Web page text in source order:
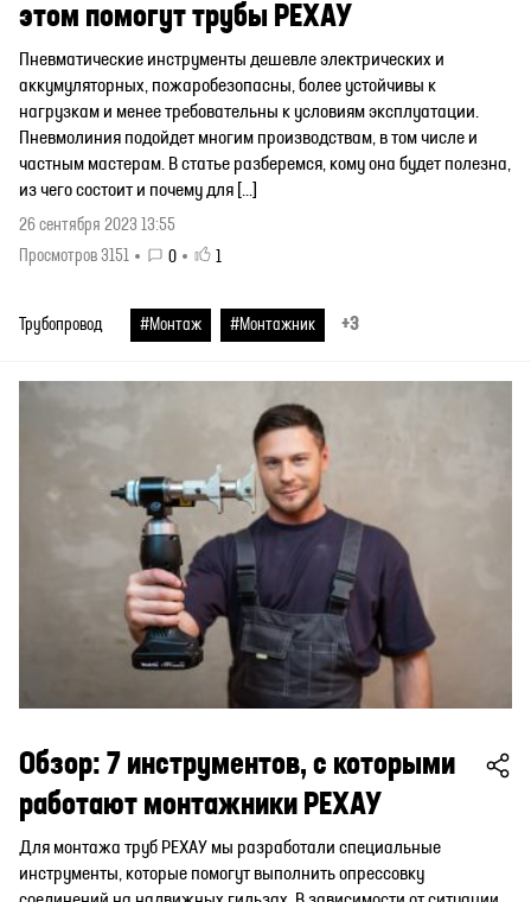
этом помогут трубы РЕХАУ
Пневматические инструменты дешевле электрических и
аккумуляторных, пожаробезопасны, более устойчивы к
нагрузкам и менее требовательны к условиям эксплуатации.
Пневмолиния подойдет многим производствам, в том числе и
частным мастерам. В статье разберемся, кому она будет полезна,
из чего состоит и почему для […]
26 сентября 2023 13:55
Просмотров 3151
0
Трубопровод #Монтаж #Монтажник +3
Обзор: 7 инструментов, с которыми
работают монтажники РЕХАУ
Для монтажа труб РЕХАУ мы разработали специальные
инструменты, которые помогут выполнить опрессовку